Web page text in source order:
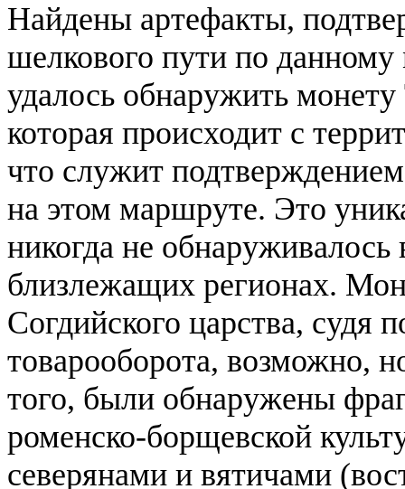
Найдены артефакты,
шелкового пути по
удалось обнаружить
которая происходит с
что служит
на этом маршруте. Это
никогда не
близлежащих регионах.
Согдийского царства, судя
товарооборота, возможно,
того, были обнаружены
роменско-борщевской
северянами и вятичами